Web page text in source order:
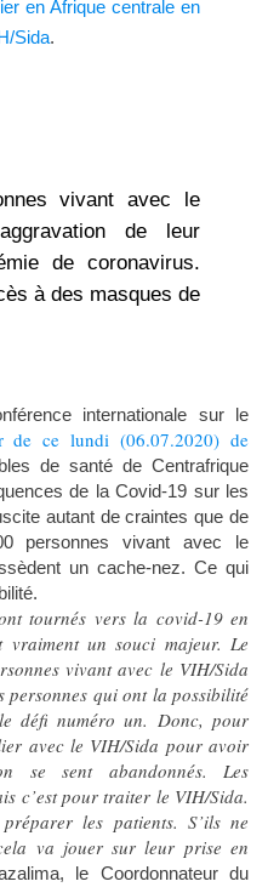
en Afrique centrale en
Sida.
vivant avec le
de leur
de coronavirus.
à des masques de
internationale sur le
de ce lundi (06.07.2020) de
de santé de Centrafrique
de la Covid-19 sur les
autant de craintes que de
personnes vivant avec le
un cache-nez. Ce qui
tournés vers la covid-19 en
vraiment un souci majeur. Le
vivant avec le VIH/Sida
personnes qui ont la possibilité
défi numéro un. Donc, pour
avec le VIH/Sida pour avoir
se sent abandonnés. Les
c’est pour traiter le VIH/Sida.
les patients. S’ils ne
va jouer sur leur prise en
le Coordonnateur du